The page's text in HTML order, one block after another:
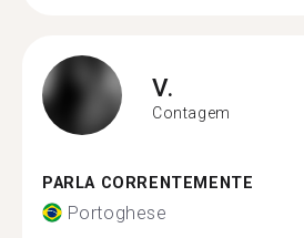
V.
Contagem
PARLA CORRENTEMENTE
Portoghese